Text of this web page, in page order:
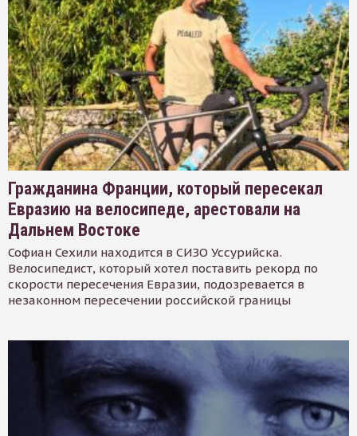
Гражданина Франции, который пересекал
Евразию на велосипеде, арестовали на
Дальнем Востоке
Софиан Сехили находится в СИЗО Уссурийска.
Велосипедист, который хотел поставить рекорд по
скорости пересечения Евразии, подозревается в
незаконном пересечении российской границы